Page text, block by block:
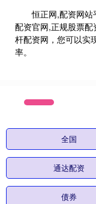
恒正网,配资网
配资官网,正规股票
杆配资网，您可以实
率。
全国
通达配资
债券